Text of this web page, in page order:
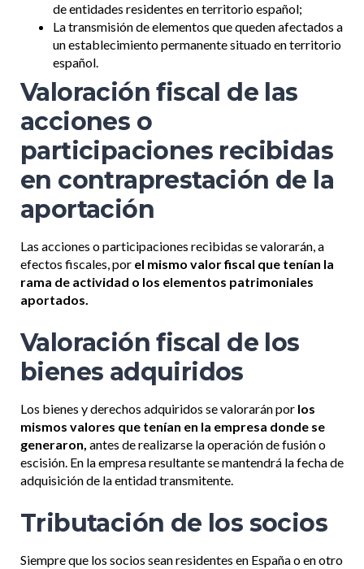
de entidades residentes en territorio español;
La transmisión de elementos que queden afectados a
un establecimiento permanente situado en territorio
español.
Valoración fiscal de las
acciones o
participaciones recibidas
en contraprestación de la
aportación
Las acciones o participaciones recibidas se valorarán, a
efectos fiscales, por el mismo valor fiscal que tenían la
rama de actividad o los elementos patrimoniales
aportados.
Valoración fiscal de los
bienes adquiridos
Los bienes y derechos adquiridos se valorarán por los
mismos valores que tenían en la empresa donde se
generaron, antes de realizarse la operación de fusión o
escisión. En la empresa resultante se mantendrá la fecha de
adquisición de la entidad transmitente.
Tributación de los socios
Siempre que los socios sean residentes en España o en otro